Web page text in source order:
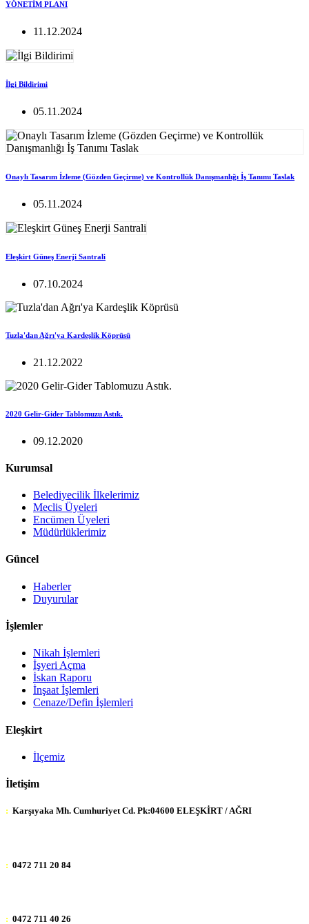
YÖNETİM PLANI
11.12.2024
İlgi Bildirimi
05.11.2024
Onaylı Tasarım İzleme (Gözden Geçirme) ve Kontrollük Danışmanlığı İş Tanımı Taslak
05.11.2024
Eleşkirt Güneş Enerji Santrali
07.10.2024
Tuzla'dan Ağrı'ya Kardeşlik Köprüsü
21.12.2022
2020 Gelir-Gider Tablomuzu Astık.
09.12.2020
Kurumsal
Belediyecilik İlkelerimiz
Meclis Üyeleri
Encümen Üyeleri
Müdürlüklerimiz
Güncel
Haberler
Duyurular
İşlemler
Nikah İşlemleri
İşyeri Açma
İskan Raporu
İnşaat İşlemleri
Cenaze/Defin İşlemleri
Eleşkirt
İlçemiz
İletişim
: Karşıyaka Mh. Cumhuriyet Cd. Pk:04600 ELEŞKİRT / AĞRI
: 0472 711 20 84
: 0472 711 40 26